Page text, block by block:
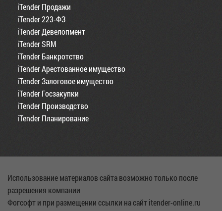
iTender Продажи
iTender 223-ФЗ
iTender Девелопмент
iTender SRM
iTender Банкротство
iTender Арестованное имущество
iTender Залоговое имущество
iTender Госзакупки
iTender Производство
iTender Планирование
Использование материалов сайта возможно только после
разрешения компании
Фогсофт и при размещении ссылки на сайт itender-online.ru